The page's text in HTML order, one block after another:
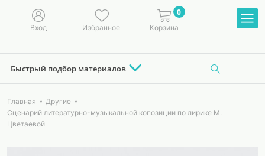
Вход Избранное
0
Корзина
Быстрый подбор материалов
Главная
Другие
Сценарий литературно-музыкальной копозиции по лирике М.
Цветаевой